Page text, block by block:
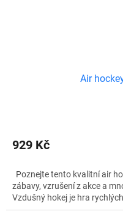
Air
929 Kč
Poznejte tento kvalitní air
zábavy, vzrušení z akce a
Vzdušný hokej je hra